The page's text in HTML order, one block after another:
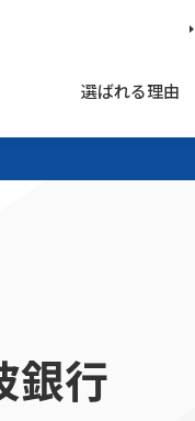
選ばれる理由
銀行